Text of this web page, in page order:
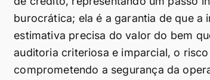
burocrática; ela é a garantia de que
estimativa precisa do valor do bem
auditoria criteriosa e imparcial, o
comprometendo a segurança da